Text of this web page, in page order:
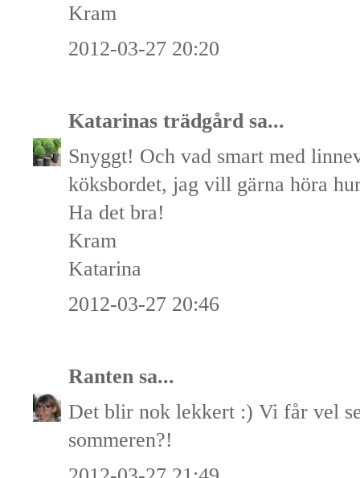
Kram
2012-03-27 20:20
Katarinas trädgård sa...
Snyggt! Och vad smart med
köksbordet, jag vill gärna höra
Ha det bra!
Kram
Katarina
2012-03-27 20:46
Ranten sa...
Det blir nok lekkert :) Vi får vel
sommeren?!